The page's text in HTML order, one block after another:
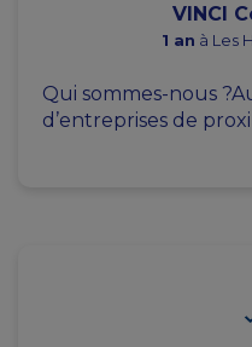
VINCI
1 an à Les
Qui sommes-nous
d’entreprises de